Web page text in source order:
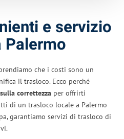
e servizio
Palermo
che i costi sono un
il trasloco. Ecco perché
correttezza per offrirti
di un trasloco locale a Palermo
garantiamo servizi di trasloco di